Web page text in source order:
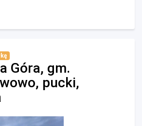
Góra, gm.
pucki,